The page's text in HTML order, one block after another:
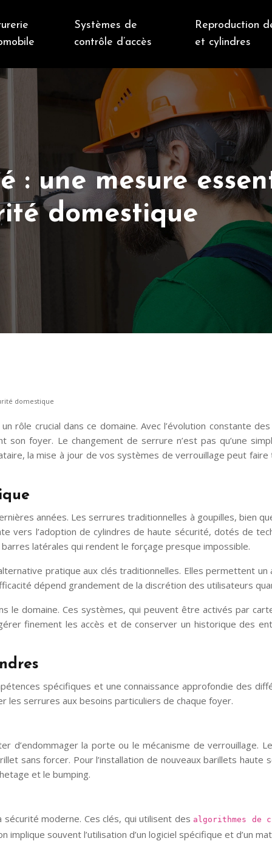
Systèmes de
contrôle d’accès
Reproduction
et cylindres
: une mesure
domestique
domestique
rôle crucial dans ce domaine. Avec l’évolution constante
foyer. Le changement de serrure n’est pas qu’une
la mise à jour de vos systèmes de verrouillage peut
années. Les serrures traditionnelles à goupilles, bien
vers l’adoption de cylindres de haute sécurité, dotés de
latérales qui rendent le forçage presque impossible.
pratique aux clés traditionnelles. Elles permettent un
dépend grandement de la discrétion des utilisateurs
le domaine. Ces systèmes, qui peuvent être activés par
finement les accès et de conserver un historique des
spécifiques et une connaissance approfondie des
les serrures aux besoins particuliers de chaque foyer.
d’endommager la porte ou le mécanisme de verrouillage.
sans forcer. Pour l’installation de nouveaux barillets haute
et le bumping.
moderne. Ces clés, qui utilisent des algorithmes de
souvent l’utilisation d’un logiciel spécifique et d’un